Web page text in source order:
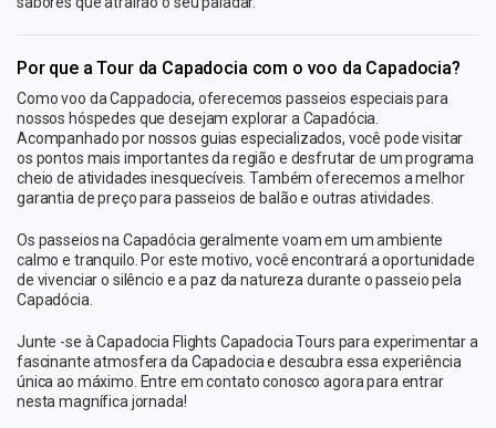
Por que a Tour da Capadocia com o voo da Capadocia?
Como voo da Cappadocia, oferecemos passeios especiais para
nossos hóspedes que desejam explorar a Capadócia.
Acompanhado por nossos guias especializados, você pode visitar
os pontos mais importantes da região e desfrutar de um programa
cheio de atividades inesquecíveis. Também oferecemos a melhor
garantia de preço para passeios de balão e outras atividades.
Os passeios na Capadócia geralmente voam em um ambiente
calmo e tranquilo. Por este motivo, você encontrará a oportunidade
de vivenciar o silêncio e a paz da natureza durante o passeio pela
Capadócia.
Junte -se à Capadocia Flights Capadocia Tours para experimentar a
fascinante atmosfera da Capadocia e descubra essa experiência
única ao máximo. Entre em contato conosco agora para entrar
nesta magnífica jornada!